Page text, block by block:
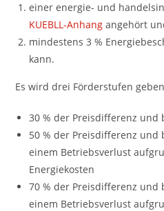
einer energie- und
KUEBLL-Anhang angehört
mindestens 3 %
kann.
Es wird drei Förderstufen
30 % der Preisdifferenz und
50 % der Preisdifferenz und
einem Betriebsverlust
Energiekosten
70 % der Preisdifferenz und
einem Betriebsverlust